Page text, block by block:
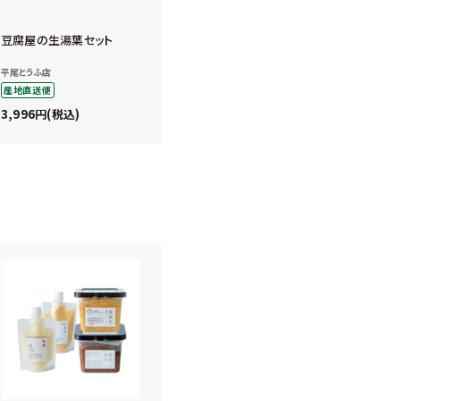
豆腐屋の生湯葉セット
平尾とうふ店
産地直送便
3,996 税込